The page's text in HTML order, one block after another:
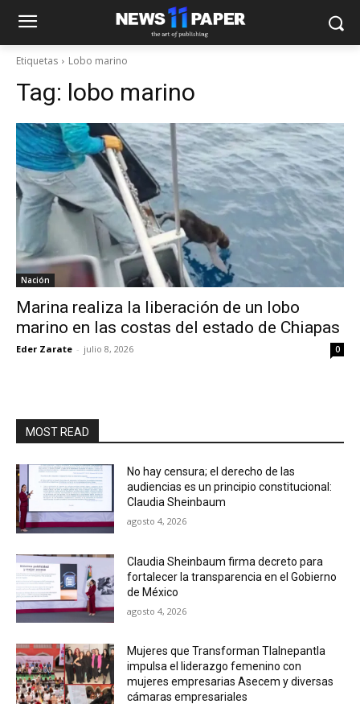
Etiquetas Lobo marino
Tag: lobo marino
Nación
Marina realiza la liberación de un lobo
marino en las costas del estado de Chiapas
Eder Zarate - julio 8, 2026 0
MOST READ
No hay censura; el derecho de las
audiencias es un principio constitucional:
Claudia Sheinbaum
agosto 4, 2026
Claudia Sheinbaum firma decreto para
fortalecer la transparencia en el Gobierno
de México
agosto 4, 2026
Mujeres que Transforman Tlalnepantla
impulsa el liderazgo femenino con
mujeres empresarias Asecem y diversas
cámaras empresariales